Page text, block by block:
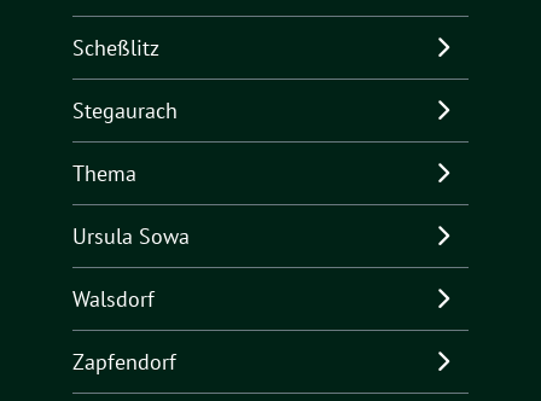
Scheßlitz
Stegaurach
Thema
Ursula Sowa
Walsdorf
Zapfendorf